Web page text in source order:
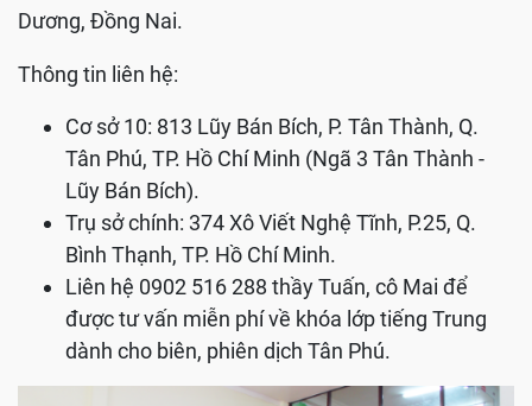
Dương, Đồng Nai.
Thông tin liên hệ:
Cơ sở 10: 813 Lũy Bán Bích, P. Tân Thành, Q.
Tân Phú, TP. Hồ Chí Minh (Ngã 3 Tân Thành -
Lũy Bán Bích).
Trụ sở chính: 374 Xô Viết Nghệ Tĩnh, P.25, Q.
Bình Thạnh, TP. Hồ Chí Minh.
Liên hệ 0902 516 288 thầy Tuấn, cô Mai để
được tư vấn miễn phí về khóa lớp tiếng Trung
dành cho biên, phiên dịch Tân Phú.